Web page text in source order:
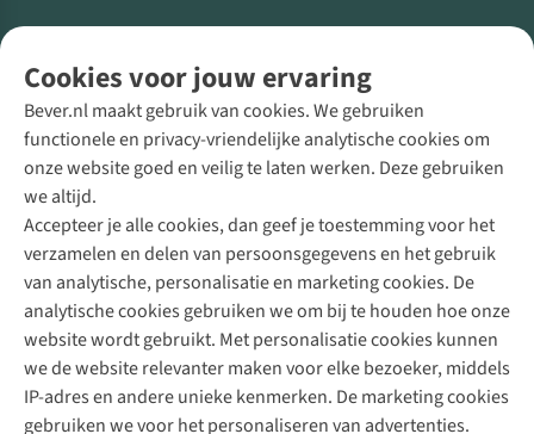
Cookies voor jouw ervaring
Bever.nl maakt gebruik van cookies. We gebruiken
functionele en privacy-vriendelijke analytische cookies om
onze website goed en veilig te laten werken. Deze gebruiken
we altijd.
Accepteer je alle cookies, dan geef je toestemming voor het
verzamelen en delen van persoonsgegevens en het gebruik
van analytische, personalisatie en marketing cookies. De
analytische cookies gebruiken we om bij te houden hoe onze
website wordt gebruikt. Met personalisatie cookies kunnen
we de website relevanter maken voor elke bezoeker, middels
IP-adres en andere unieke kenmerken. De marketing cookies
gebruiken we voor het personaliseren van advertenties.
Direct advies van een Buitenexpert
+31 (0)85 888 50 88
+31 6 12 28 49 80
Contactformulier